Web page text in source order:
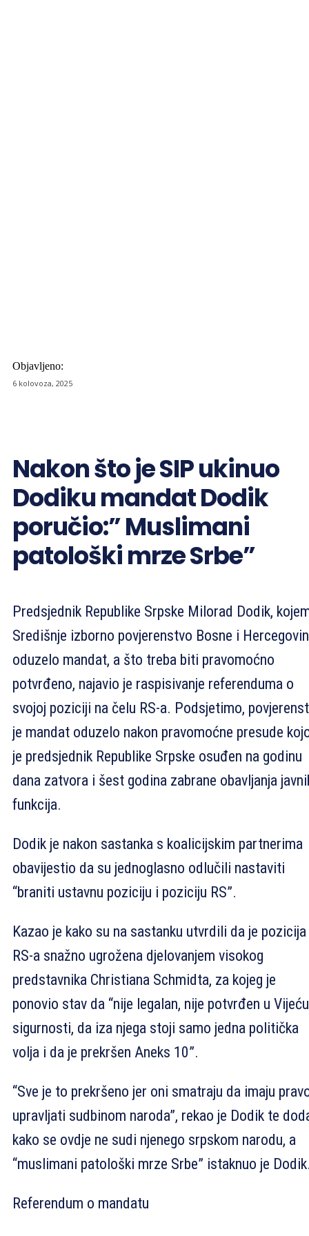
Objavljeno:
6 kolovoza, 2025
Nakon što je SIP ukinuo
Dodiku mandat Dodik
poručio:” Muslimani
patološki mrze Srbe”
Predsjednik Republike Srpske Milorad Dodik,
Središnje izborno povjerenstvo Bosne i
oduzelo mandat, a što treba biti pravomoćno
potvrđeno, najavio je raspisivanje referenduma o
svojoj poziciji na čelu RS-a. Podsjetimo,
je mandat oduzelo nakon pravomoćne presude
je predsjednik Republike Srpske osuđen na godinu
dana zatvora i šest godina zabrane obavljanja
funkcija.
Dodik je nakon sastanka s koalicijskim partnerima
obavijestio da su jednoglasno odlučili nastaviti
“braniti ustavnu poziciju i poziciju RS”.
Kazao je kako su na sastanku utvrdili da je pozicija
RS-a snažno ugrožena djelovanjem visokog
predstavnika Christiana Schmidta, za kojeg je
ponovio stav da “nije legalan, nije potvrđen u Vijeću
sigurnosti, da iza njega stoji samo jedna politička
volja i da je prekršen Aneks 10”.
“Sve je to prekršeno jer oni smatraju da imaju
upravljati sudbinom naroda”, rekao je Dodik te
kako se ovdje ne sudi njenego srpskom narodu, a
“muslimani patološki mrze Srbe” istaknuo je
Referendum o mandatu